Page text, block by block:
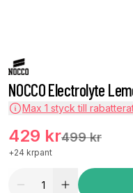
NOCCO Electrolyte
Max 1 styck till
429 kr499 kr
+24 krpant